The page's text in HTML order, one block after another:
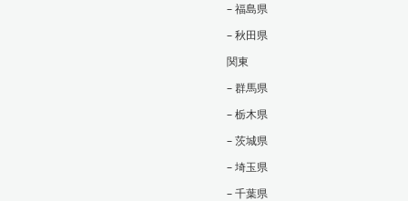
– 福島県
– 秋田県
関東
– 群馬県
– 栃木県
– 茨城県
– 埼玉県
– 千葉県